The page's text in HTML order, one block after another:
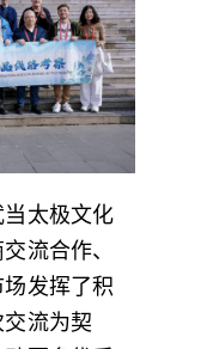
太极文化
流合作、
发挥了积
流为契